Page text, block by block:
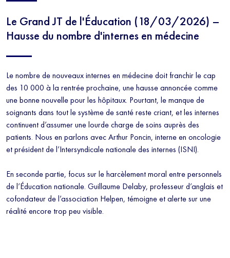
Le Grand JT de l'Éducation (18/03/2026) –
Hausse du nombre d'internes en médecine
Le nombre de nouveaux internes en médecine doit franchir le cap
des 10 000 à la rentrée prochaine, une hausse annoncée comme
une bonne nouvelle pour les hôpitaux. Pourtant, le manque de
soignants dans tout le système de santé reste criant, et les internes
continuent d’assumer une lourde charge de soins auprès des
patients. Nous en parlons avec Arthur Poncin, interne en oncologie
et président de l’Intersyndicale nationale des internes (ISNI).
En seconde partie, focus sur le harcèlement moral entre personnels
de l’Éducation nationale. Guillaume Delaby, professeur d’anglais et
cofondateur de l’association Helpen, témoigne et alerte sur une
réalité encore trop peu visible.